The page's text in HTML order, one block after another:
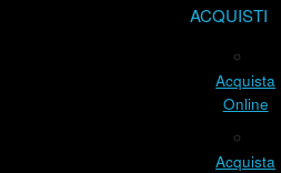
ACQUISTI
Acquista
Online
Acquista